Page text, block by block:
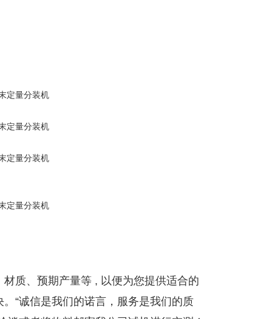
质、预期产量等 , 以便为您提供适合的
“诚信是我们的诺言，服务是我们的质